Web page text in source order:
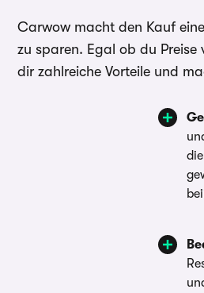
Carwow macht den Kauf
zu sparen. Egal ob du
dir zahlreiche Vorteile und